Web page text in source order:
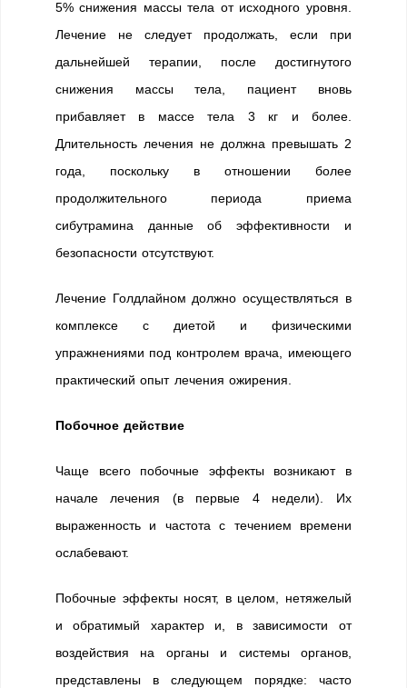
5% снижения массы тела от исходного уровня.
Лечение не следует продолжать, если при
дальнейшей терапии, после достигнутого
снижения массы тела, пациент вновь
прибавляет в массе тела 3 кг и более.
Длительность лечения не должна превышать 2
года, поскольку в отношении более
продолжительного периода приема
сибутрамина данные об эффективности и
безопасности отсутствуют.
Лечение Голдлайном должно осуществляться в
комплексе с диетой и физическими
упражнениями под контролем врача, имеющего
практический опыт лечения ожирения.
Побочное действие
Чаще всего побочные эффекты возникают в
начале лечения (в первые 4 недели). Их
выраженность и частота с течением времени
ослабевают.
Побочные эффекты носят, в целом, нетяжелый
и обратимый характер и, в зависимости от
воздействия на органы и системы органов,
представлены в следующем порядке: часто